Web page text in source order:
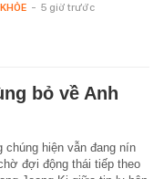
- 5 giờ trước
bỏ về Anh
chúng hiện vẫn đang nín
đợi động thái tiếp theo